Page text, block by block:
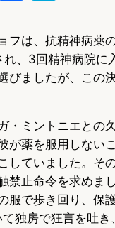
c
o
o
k
t
e
a
フは、抗精神病薬
、3回精神病院
びましたが、この
・ミントニエとの
が薬を服用しない
していました。そ
禁止命令を求めま
服で歩き回り、保
独房で狂言を吐